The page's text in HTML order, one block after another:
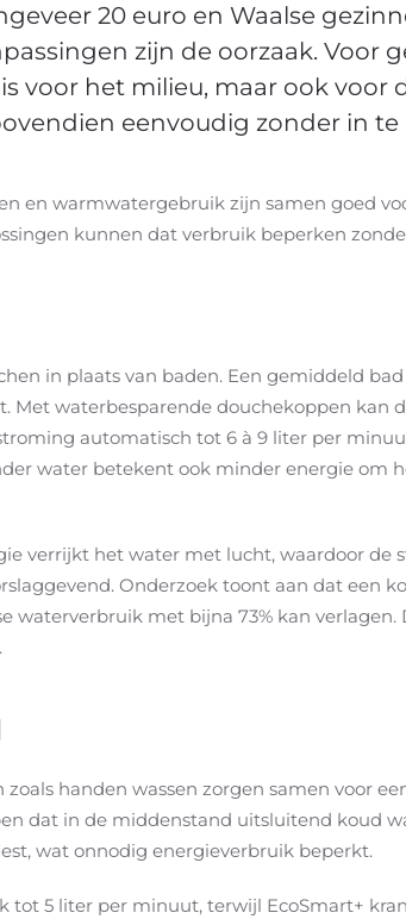
20 euro en Waalse
zijn de oorzaak. Voor
voor het milieu, maar ook voor
eenvoudig zonder in
en warmwatergebruik zijn samen goed
kunnen dat verbruik beperken
in plaats van baden. Een gemiddeld
waterbesparende douchekoppen kan
automatisch tot 6 à 9 liter per
water betekent ook minder energie om
verrijkt het water met lucht, waardoor de
Onderzoek toont aan dat een
met bijna 73% kan
handen wassen zorgen samen voor
dat in de middenstand uitsluitend koud
wat onnodig energieverbruik beperkt.
5 liter per minuut, terwijl EcoSmart+